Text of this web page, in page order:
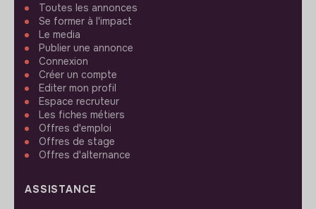
Toutes les annonces
Se former à l'impact
Le media
Publier une annonce
Connexion
Créer un compte
Editer mon profil
Espace recruteur
Les fiches métiers
Offres d'emploi
Offres de stage
Offres d'alternance
ASSISTANCE